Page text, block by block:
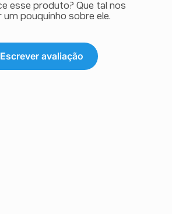
esse produto? Que tal nos
um pouquinho sobre ele.
Escrever avaliação